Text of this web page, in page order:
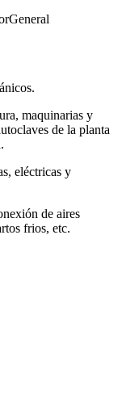
General
maquinarias y
de la planta
eléctricas y
de aires
frios, etc.